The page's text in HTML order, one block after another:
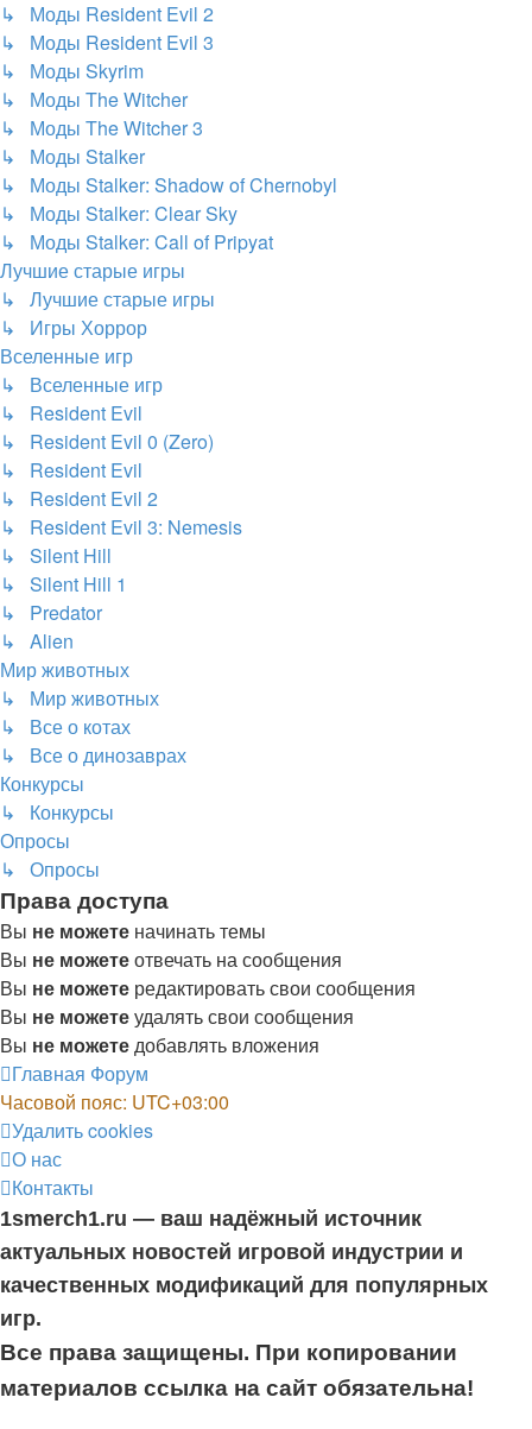
↳ Моды Resident Evil 2
↳ Моды Resident Evil 3
↳ Моды Skyrim
↳ Моды The Witcher
↳ Моды The Witcher 3
↳ Моды Stalker
↳ Моды Stalker: Shadow of Chernobyl
↳ Моды Stalker: Clear Sky
↳ Моды Stalker: Call of Pripyat
Лучшие старые игры
↳ Лучшие старые игры
↳ Игры Хоррор
Вселенные игр
↳ Вселенные игр
↳ Resident Evil
↳ Resident Evil 0 (Zero)
↳ Resident Evil
↳ Resident Evil 2
↳ Resident Evil 3: Nemesis
↳ Silent Hill
↳ Silent Hill 1
↳ Predator
↳ Alien
Мир животных
↳ Мир животных
↳ Все о котах
↳ Все о динозаврах
Конкурсы
↳ Конкурсы
Опросы
↳ Опросы
Права доступа
Вы не можете начинать темы
Вы не можетеотвечать на сообщения
Вы не можете редактировать свои сообщения
Вы не можетеудалять свои сообщения
Вы не можетедобавлять вложения
Главная Форум
Часовой пояс: UTC+03:00
Удалить cookies
О нас
Контакты
1smerch1.ru — ваш надёжный источник
актуальных новостей игровой индустрии и
качественных модификаций для популярных
игр.
Все права защищены. При копировании
материалов ссылка на сайт обязательна!